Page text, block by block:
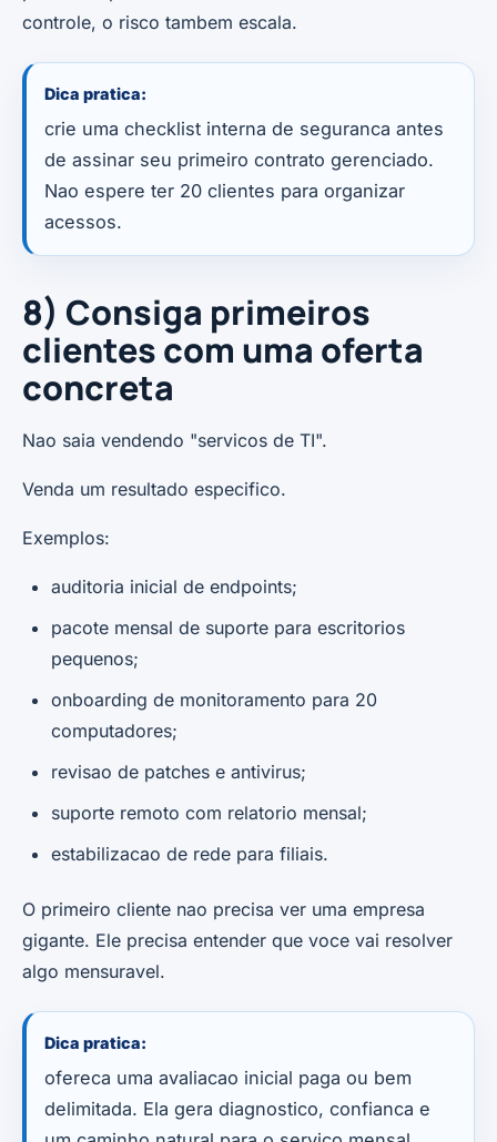
controle, o risco tambem escala.
Dica pratica:
crie uma checklist interna de seguranca antes
de assinar seu primeiro contrato gerenciado.
Nao espere ter 20 clientes para organizar
acessos.
8) Consiga primeiros
clientes com uma oferta
concreta
Nao saia vendendo "servicos de TI".
Venda um resultado especifico.
Exemplos:
auditoria inicial de endpoints;
pacote mensal de suporte para escritorios
pequenos;
onboarding de monitoramento para 20
computadores;
revisao de patches e antivirus;
suporte remoto com relatorio mensal;
estabilizacao de rede para filiais.
O primeiro cliente nao precisa ver uma empresa
gigante. Ele precisa entender que voce vai resolver
algo mensuravel.
Dica pratica:
ofereca uma avaliacao inicial paga ou bem
delimitada. Ela gera diagnostico, confianca e